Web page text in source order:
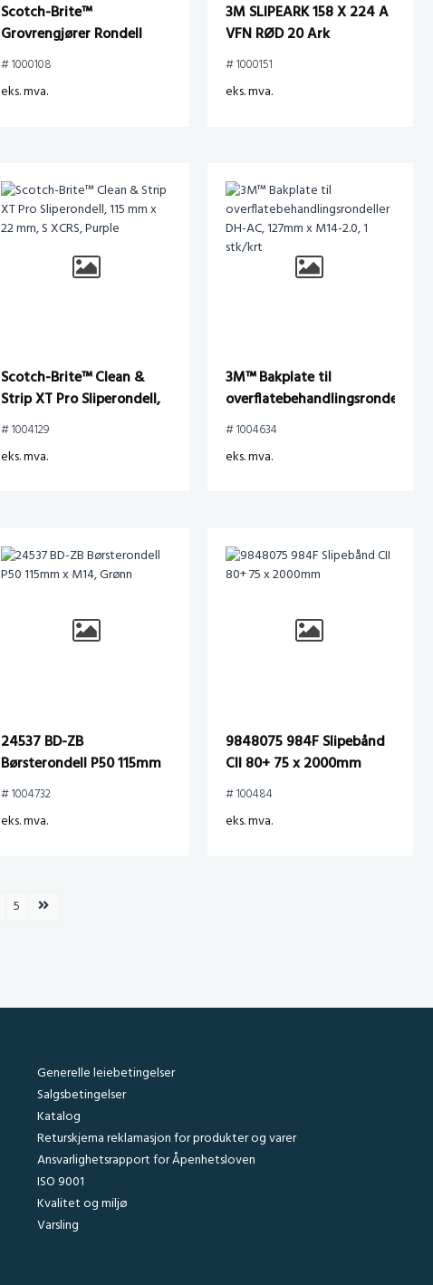
Scotch-Brite™
Grovrengjører Rondell
XO-ZS, XCRS Lilla, med
6mm
# 1000108
eks. mva.
3M SLIPEARK 158 X 224 A
VFN RØD 20 Ark
# 1000151
eks. mva.
Scotch-Brite™ Clean &
Strip XT Pro Sliperondell,
115 mm x 22 mm, S XCRS,
# 1004129
eks. mva.
3M™ Bakplate til
overflatebehandlingsrondeller
DH-AC, 127mm x M14-2.0,
# 1004634
eks. mva.
24537 BD-ZB
Børsterondell P50 115mm
x M14, Grønn
# 1004732
eks. mva.
9848075 984F Slipebånd
CII 80+ 75 x 2000mm
# 100484
eks. mva.
5 Neste side
Generelle leiebetingelser
Salgsbetingelser
Katalog
Returskjema reklamasjon for produkter og varer
Ansvarlighetsrapport for Åpenhetsloven
ISO 9001
Kvalitet og miljø
Varsling